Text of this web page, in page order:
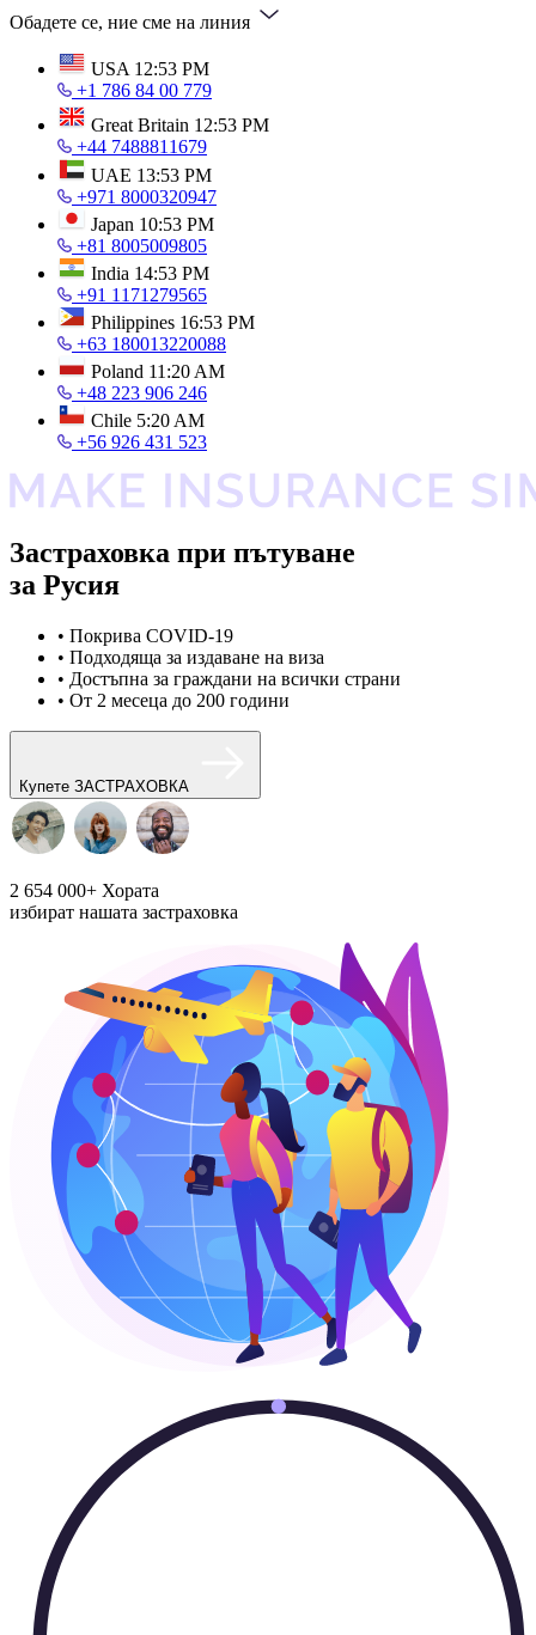
Обадете се, ние сме на линия
USA 12:53 PM
+1 786 84 00 779
Great Britain 12:53 PM
+44 7488811679
UAE 13:53 PM
+971 8000320947
Japan 10:53 PM
+81 8005009805
India 14:53 PM
+91 1171279565
Philippines 16:53 PM
+63 180013220088
Poland 11:20 AM
+48 223 906 246
Chile 5:20 AM
+56 926 431 523
Застраховка при пътуване
за Русия
• Покрива COVID-19
• Подходяща за издаване на виза
• Достъпна за граждани на всички страни
• От 2 месеца до 200 години
Купете ЗАСТРАХОВКА
2 654 000+ Хората
избират нашата застраховка